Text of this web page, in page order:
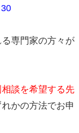
専門家の方々が
談を希望する先
かの方法でお申